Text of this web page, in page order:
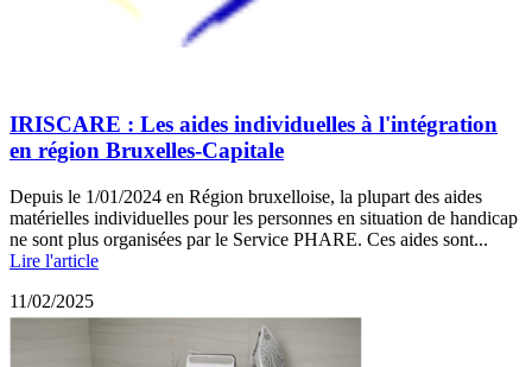
IRISCARE : Les aides individuelles à l'intégration
en région Bruxelles-Capitale
Depuis le 1/01/2024 en Région bruxelloise, la plupart des aides
matérielles individuelles pour les personnes en situation de handicap
ne sont plus organisées par le Service PHARE. Ces aides sont...
Lire l'article
11/02/2025